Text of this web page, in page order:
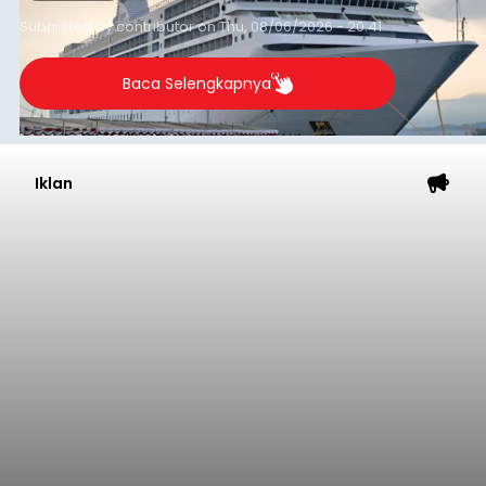
yang tercatat sebesar 1,32 juta GT.
Submitted bycontributoronThu, 08/06/2026 - 20:41
Baca Selengkapnya
Iklan